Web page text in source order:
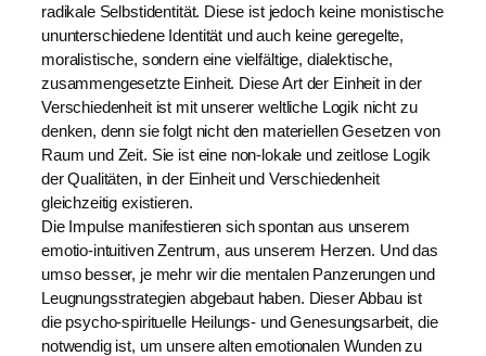
radikale Selbstidentität. Diese ist jedoch keine monistische
ununterschiedene Identität und auch keine geregelte,
moralistische, sondern eine vielfältige, dialektische,
zusammengesetzte Einheit. Diese Art der Einheit in der
Verschiedenheit ist mit unserer weltliche Logik nicht zu
denken, denn sie folgt nicht den materiellen Gesetzen von
Raum und Zeit. Sie ist eine non-lokale und zeitlose Logik
der Qualitäten, in der Einheit und Verschiedenheit
gleichzeitig existieren.
Die Impulse manifestieren sich spontan aus unserem
emotio-intuitiven Zentrum, aus unserem Herzen. Und das
umso besser, je mehr wir die mentalen Panzerungen und
Leugnungsstrategien abgebaut haben. Dieser Abbau ist
die psycho-spirituelle Heilungs- und Genesungsarbeit, die
notwendig ist, um unsere alten emotionalen Wunden zu